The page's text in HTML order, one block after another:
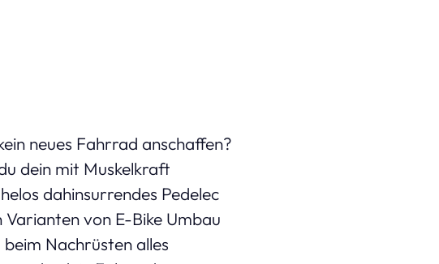
neues Fahrrad anschaffen?
dein mit Muskelkraft
dahinsurrendes Pedelec
von E-Bike Umbau
Nachrüsten alles